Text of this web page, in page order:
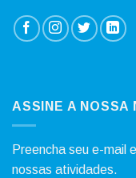
ASSINE A NOSSA
Preencha seu e-mail
nossas atividades.